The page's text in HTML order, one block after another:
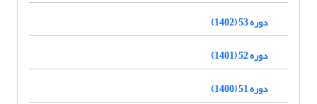
دوره 53 (1402)
دوره 52 (1401)
دوره 51 (1400)